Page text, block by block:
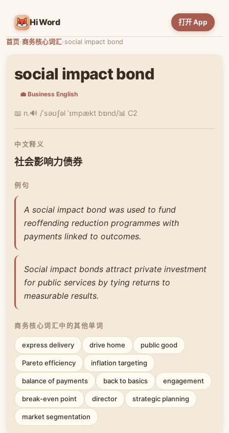
HiWord 打开 App
首页›商务核心词汇›social impact bond
social impact bond
💼 Business English
📖 n.🔊 /ˈsəʊʃəl ˈɪmpækt bɒnd/📊 C2
中文释义
社会影响力债券
例句
A social impact bond was used to fund
reoffending reduction programmes with
payments linked to outcomes.
Social impact bonds attract private investment
for public services by tying returns to
measurable results.
商务核心词汇中的其他单词
express delivery drive home public good
Pareto efficiency inflation targeting
balance of payments back to basics engagement
break-even point director strategic planning
market segmentation